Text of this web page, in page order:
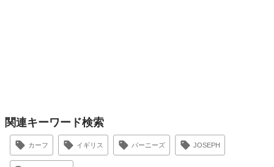
関連キーワード検索
カーフ イギリス バーニーズ JOSEPH